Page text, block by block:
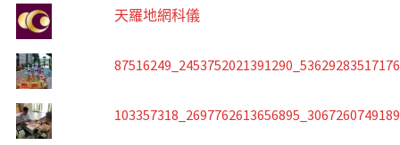
天羅地網科儀